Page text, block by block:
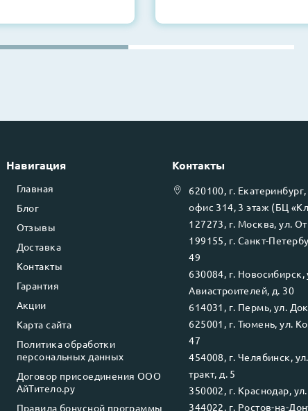
Навигация
Главная
Блог
Отзывы
Доставка
Контакты
Гарантия
Акции
Карта сайта
Политика обработки
персональных данных
Договор присоединения ООО
АйТитело.ру
Правила бонусной программы
Контакты
620100, г. Екатеринбург
офис 314, 3 этаж (БЦ
127273, г. Москва, ул.
199155, г. Санкт-
49
630084, г. Новосибирск,
Авиастроителей, д. 30
614031 , г. Пермь, ул.
625001 , г. Тюмень, ул.
47
454008, г. Челябинск,
тракт, д. 5
350002, г. Краснодар,
344022, г. Ростов-на-